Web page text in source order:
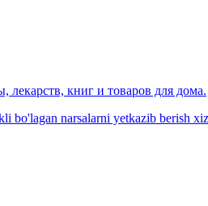
книг и товаров для дома.
narsalarni yetkazib berish